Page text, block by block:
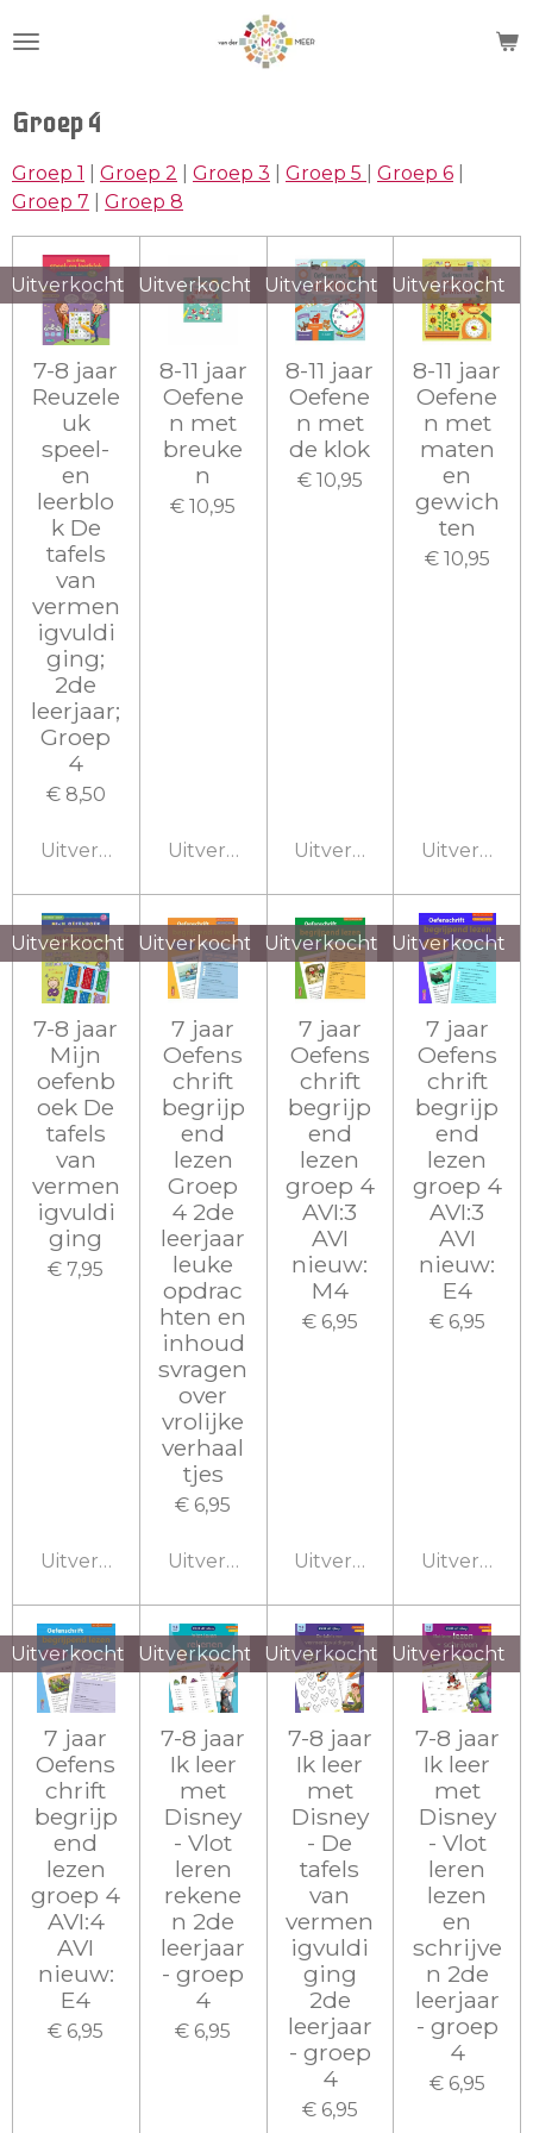
direct
de
hoofdinhoud
Groep 4
Groep 1 Groep 2 Groep 3 Groep 5 Groep 6
Groep 7
Groep 8
Uitverkocht
7-8 jaar
Reuzele
uk
speel-
en
leerblo
k De
tafels
van
vermen
igvuldi
ging;
2de
leerjaar;
Groep
4
€ 8,50
Uitverkocht
Uitverkocht
8-11 jaar
Oefene
n met
breuke
n
€ 10,95
Uitverkocht
Uitverkocht
8-11 jaar
Oefene
n met
de klok
€ 10,95
Uitverkocht
Uitverkocht
8-11 jaar
Oefene
n met
maten
en
gewich
ten
€ 10,95
Uitverkocht
7-8 jaar
Mijn
oefenb
oek De
tafels
van
vermen
igvuldi
ging
€ 7,95
Uitverkocht
Uitverkocht
7 jaar
Oefens
chrift
begrijp
end
lezen
Groep
4 2de
leerjaar
leuke
opdrac
hten en
inhoud
svragen
over
vrolijke
verhaal
tjes
€ 6,95
Uitverkocht
Uitverkocht
7 jaar
Oefens
chrift
begrijp
end
lezen
groep 4
AVI:3
AVI
nieuw:
M4
€ 6,95
Uitverkocht
Uitverkocht
7 jaar
Oefens
chrift
begrijp
end
lezen
groep 4
AVI:3
AVI
nieuw:
E4
€ 6,95
Uitverkocht
7 jaar
Oefens
chrift
begrijp
end
lezen
groep 4
AVI:4
AVI
nieuw:
E4
€ 6,95
Uitverkocht
7-8 jaar
Ik leer
met
Disney
- Vlot
leren
rekene
n 2de
leerjaar
- groep
4
€ 6,95
Uitverkocht
7-8 jaar
Ik leer
met
Disney
- De
tafels
van
vermen
igvuldi
ging
2de
leerjaar
- groep
4
€ 6,95
Uitverkocht
7-8 jaar
Ik leer
met
Disney
- Vlot
leren
lezen
en
schrijve
n 2de
leerjaar
- groep
4
€ 6,95